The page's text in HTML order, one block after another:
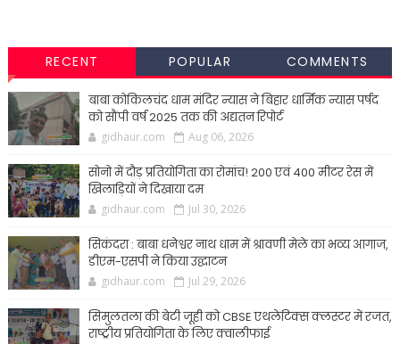
RECENT POPULAR COMMENTS
बाबा कोकिलचंद धाम मंदिर न्यास ने बिहार धार्मिक न्यास पर्षद
को सौंपी वर्ष 2025 तक की अद्यतन रिपोर्ट
gidhaur.com Aug 06, 2026
सोनो में दौड़ प्रतियोगिता का रोमांच! 200 एवं 400 मीटर रेस में
खिलाड़ियों ने दिखाया दम
gidhaur.com Jul 30, 2026
सिकंदरा : बाबा धनेश्वर नाथ धाम में श्रावणी मेले का भव्य आगाज,
डीएम-एसपी ने किया उद्घाटन
gidhaur.com Jul 29, 2026
सिमुलतला की बेटी जूही को CBSE एथलेटिक्स क्लस्टर में रजत,
राष्ट्रीय प्रतियोगिता के लिए क्वालीफाई